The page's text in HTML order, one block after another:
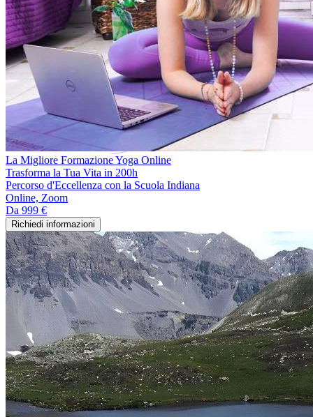
La Migliore Formazione Yoga Online
Trasforma la Tua Vita in 200h
Percorso d'Eccellenza con la Scuola Indiana
Online, Zoom
Da 999 €
Richiedi informazioni